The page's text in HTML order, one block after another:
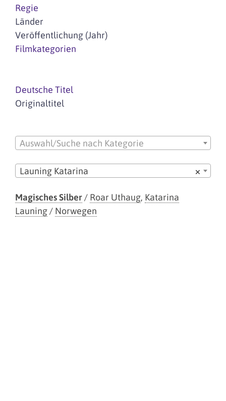
Regie
Länder
Veröffentlichung (Jahr)
Filmkategorien
Deutsche Titel
Originaltitel
Auswahl/Suche nach Kategorie
×
Launing Katarina
Magisches Silber/ Roar Uthaug, Katarina
Launing/ Norwegen